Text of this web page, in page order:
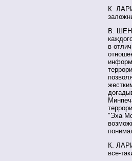
К.
В.
в
"Эха
К.
все-